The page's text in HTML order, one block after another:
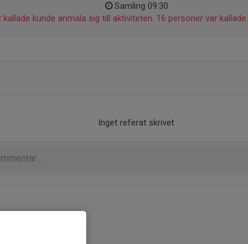
Samling 09:30
kallade kunde anmäla sig till aktiviteten. 16 personer var kallade.
Inget referat skrivet